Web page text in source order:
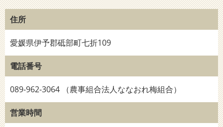
住所
愛媛県伊予郡砥部町七折109
電話番号
089-962-3064 （農事組合法人ななおれ梅組合）
営業時間